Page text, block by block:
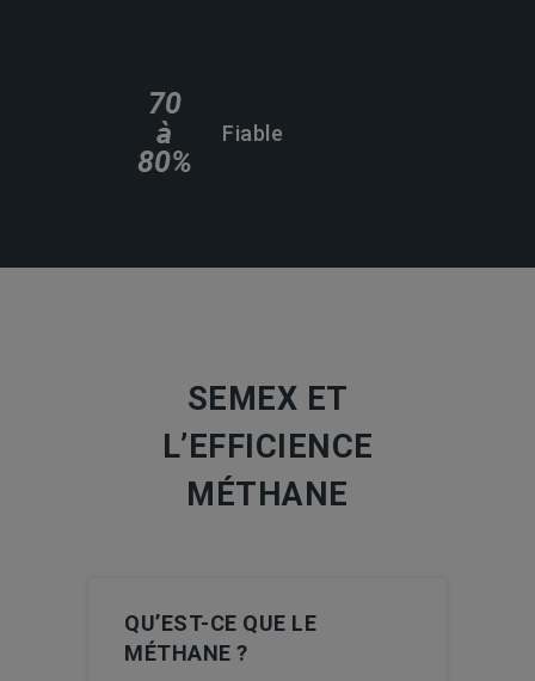
Fiable
SEMEX ET
L’EFFICIENCE
MÉTHANE
QU’EST-CE QUE LE
MÉTHANE ?